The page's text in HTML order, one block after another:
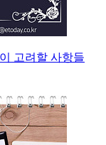
고려할 사항들